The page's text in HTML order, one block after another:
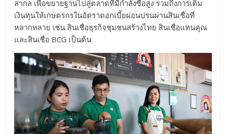
สากล เพื่อขยายฐานไปสู่ตลาดที่มีกำลังซื้อสูง รวมถึงการเติม
เงินทุนให้เกษตรกรในอัตราดอกเบี้ยผ่อนปรนผ่านสินเชื่อที่
หลากหลาย เช่น สินเชื่อธุรกิจชุมชนสร้างไทย สินเชื่อแทนคุณ
และสินเชื่อ BCG เป็นต้น